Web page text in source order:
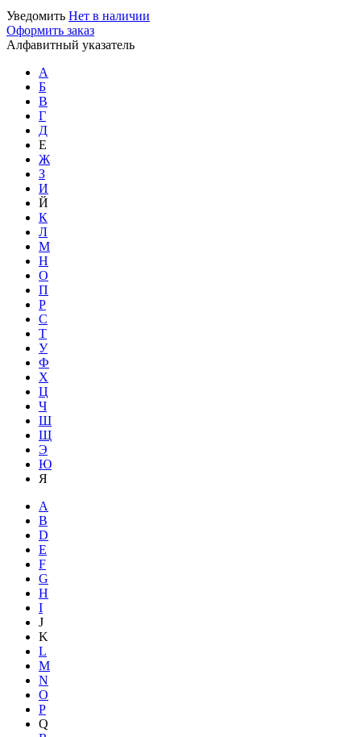
Уведомить Нет в наличии
Оформить заказ
Алфавитный указатель
А
Б
В
Г
Д
Е
Ж
З
И
Й
К
Л
М
Н
О
П
Р
С
Т
У
Ф
Х
Ц
Ч
Ш
Щ
Э
Ю
Я
A
B
D
E
F
G
H
I
J
K
L
M
N
O
P
Q